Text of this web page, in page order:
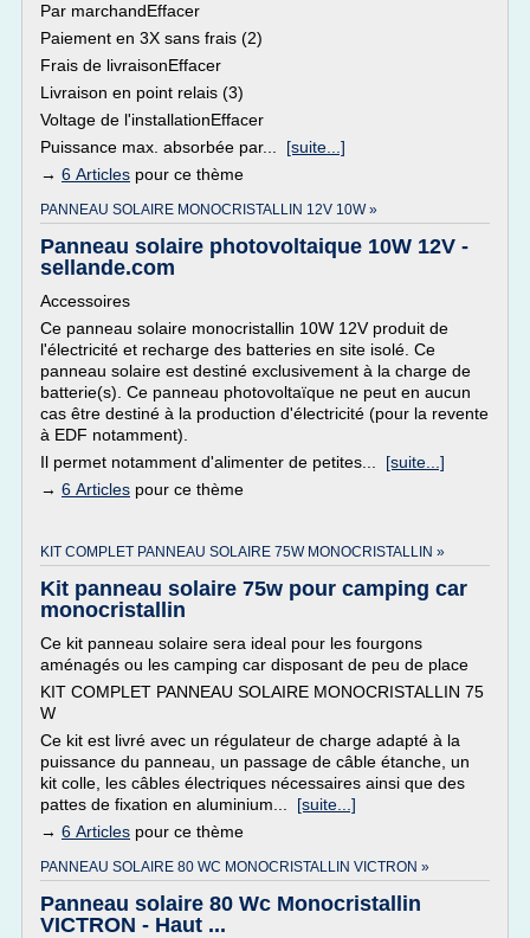
Par marchandEffacer
Paiement en 3X sans frais (2)
Frais de livraisonEffacer
Livraison en point relais (3)
Voltage de l'installationEffacer
Puissance max. absorbée par... [suite...]
→ 6 Articles pour ce thème
PANNEAU SOLAIRE MONOCRISTALLIN 12V 10W »
Panneau solaire photovoltaique 10W 12V -
sellande.com
Accessoires
Ce panneau solaire monocristallin 10W 12V produit de
l'électricité et recharge des batteries en site isolé. Ce
panneau solaire est destiné exclusivement à la charge de
batterie(s). Ce panneau photovoltaïque ne peut en aucun
cas être destiné à la production d'électricité (pour la revente
à EDF notamment).
Il permet notamment d'alimenter de petites... [suite...]
→ 6 Articles pour ce thème
KIT COMPLET PANNEAU SOLAIRE 75W MONOCRISTALLIN »
Kit panneau solaire 75w pour camping car
monocristallin
Ce kit panneau solaire sera ideal pour les fourgons
aménagés ou les camping car disposant de peu de place
KIT COMPLET PANNEAU SOLAIRE MONOCRISTALLIN 75
W
Ce kit est livré avec un régulateur de charge adapté à la
puissance du panneau, un passage de câble étanche, un
kit colle, les câbles électriques nécessaires ainsi que des
pattes de fixation en aluminium... [suite...]
→ 6 Articles pour ce thème
PANNEAU SOLAIRE 80 WC MONOCRISTALLIN VICTRON »
Panneau solaire 80 Wc Monocristallin
VICTRON - Haut ...